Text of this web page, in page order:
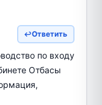
Ответить
по входу
Отбасы